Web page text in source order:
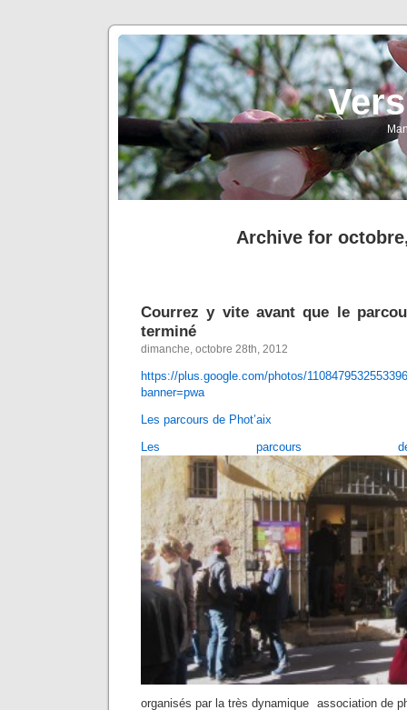
Archive for
Courrez y vite avant que le
terminé
dimanche, octobre 28th, 2012
https://plus.google.com/photos/
banner=pwa
Les parcours de Phot’aix
Les parcours de
organisés par la très dynamique association de